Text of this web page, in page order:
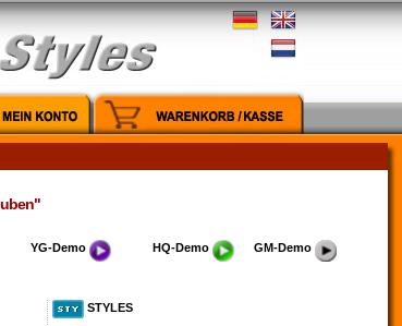
YG-Demo HQ-Demo GM-Demo
STYLES